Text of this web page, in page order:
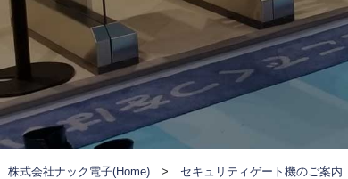
株式会社ナック電子(Home) > セキュリティゲート機のご案内